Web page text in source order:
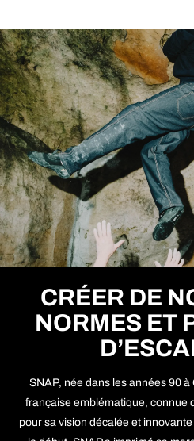
CRÉER DE
NORMES ET
SNAP, née dans les années 90
française emblématique, connue
pour sa vision décalée et